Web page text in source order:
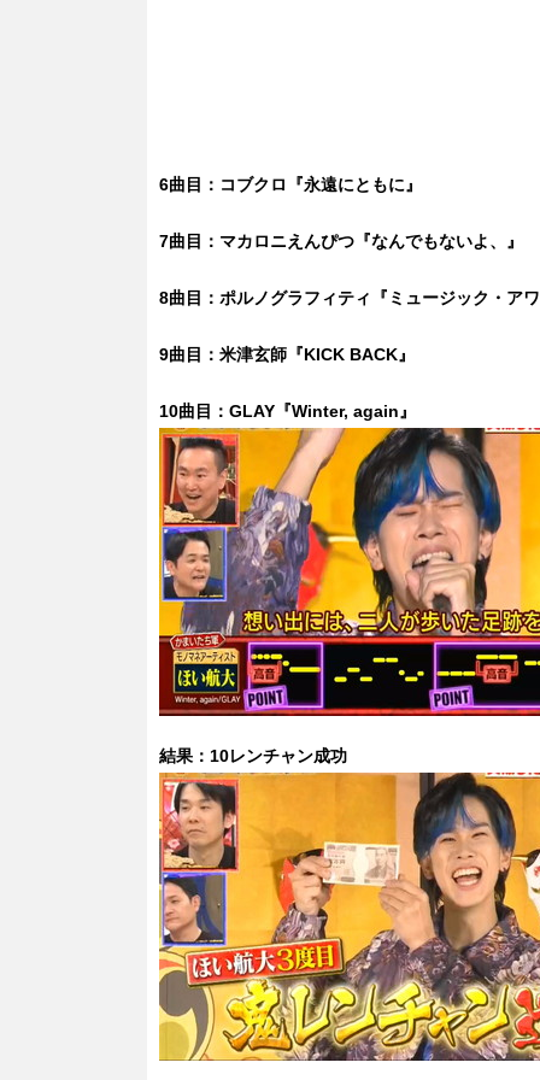
6曲目：コブクロ『永遠にともに』
7曲目：マカロニえんぴつ『なんでもないよ、』
8曲目：ポルノグラフィティ『ミュージック・ア
9曲目：米津玄師『KICK BACK』
10曲目：GLAY『Winter, again』
結果：10レンチャン成功